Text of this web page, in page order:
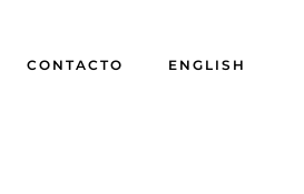
CONTACTO ENGLISH